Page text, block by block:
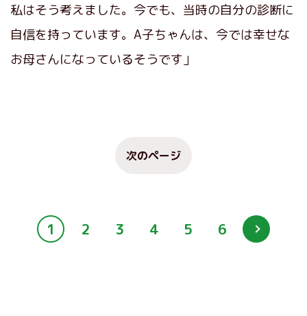
私はそう考えました。今でも、当時の自分の診断に
自信を持っています。A子ちゃんは、今では幸せな
お母さんになっているそうです」
次のページ
1 2 3 4 5 6